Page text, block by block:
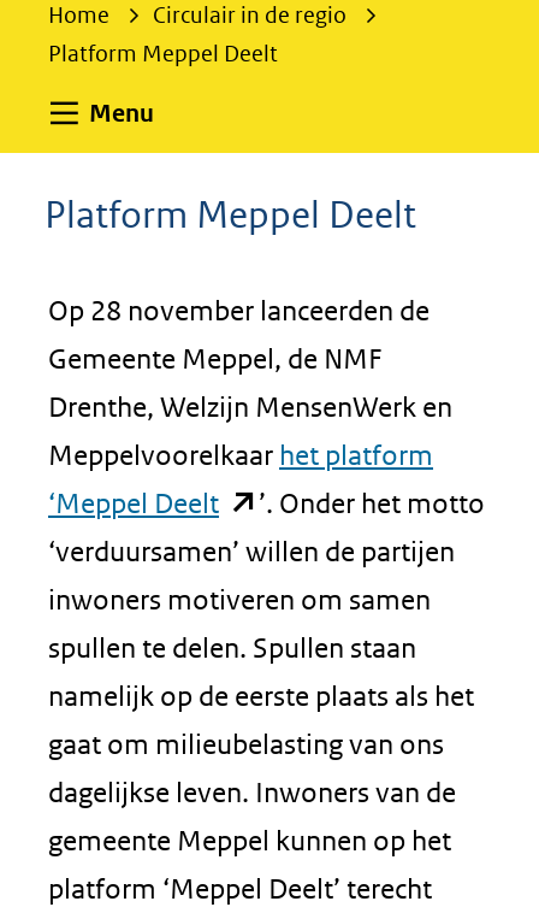
Home
Circulair in de regio
Platform Meppel Deelt
Menu
Platform Meppel Deelt
Op 28 november lanceerden de
Gemeente Meppel, de NMF
Drenthe, Welzijn MensenWerk en
Meppelvoorelkaar het platform
‘Meppel Deelt(opent
in
nieuw
venster)
(verwijst
naar
een
andere
website)
’. Onder het motto
‘verduursamen’ willen de partijen
inwoners motiveren om samen
spullen te delen. Spullen staan
namelijk op de eerste plaats als het
gaat om milieubelasting van ons
dagelijkse leven. Inwoners van de
gemeente Meppel kunnen op het
platform ‘Meppel Deelt’ terecht